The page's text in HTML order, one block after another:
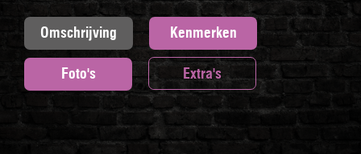
Omschrijving Kenmerken
Foto's Extra's